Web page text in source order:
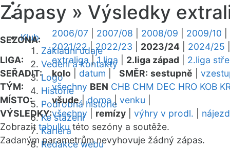
Klub
Základní údaje
Vedení a kontakty
Logo
Historie
Podrobná historie
Ke stažení
Kariéra
Redakce webu
Zápasy » Výsledky
SEZONA:
2006/07 2007/08 2008/09 2009/10
2021/22|2022/23 2023/24 2024/25
LIGA:
extraliga |1.liga 2.liga západ 2.liga
SEŘADIT:
kolo datum SMĚR: sestupně
TÝM:
všechny BEN CHB CHM DEC HRO KOB
MÍSTO:
všude|doma| venku
VÝSLEDKY:všechny remízy výhry v prodl.
Zobrazit tabulku této sezóny a soutěže.
Zadaným parametrům nevyhovuje žádný zápas.